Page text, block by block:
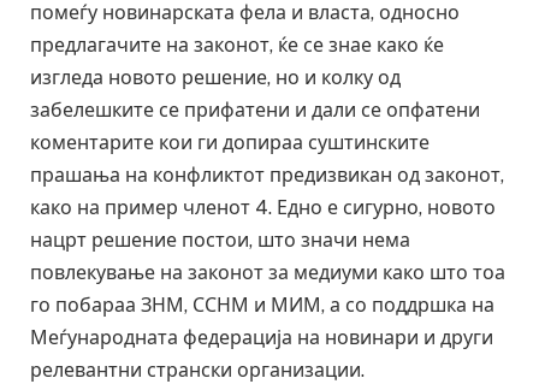
помеѓу новинарската фела и власта, односно
предлагачите на законот, ќе се знае како ќе
изгледа новото решение, но и колку од
забелешките се прифатени и дали се опфатени
коментарите кои ги допираа суштинските
прашања на конфликтот предизвикан од законот,
како на пример членот 4. Едно е сигурно, новото
нацрт решение постои, што значи нема
повлекување на законот за медиуми како што тоа
го побараа ЗНМ, ССНМ и МИМ, а со поддршка на
Меѓународната федерација на новинари и други
релевантни странски организации.